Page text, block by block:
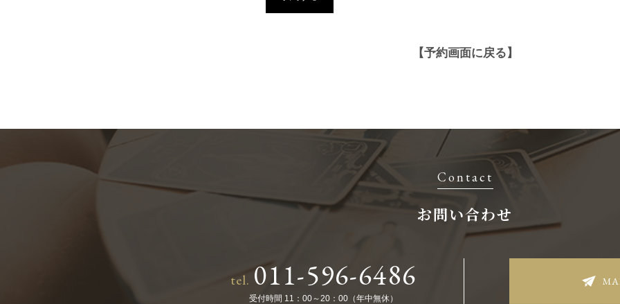
【予約画面に戻る】
Contact
お問い合わせ
tel. 011-596-6486
受付時間 11：00～20：00（年中無休）